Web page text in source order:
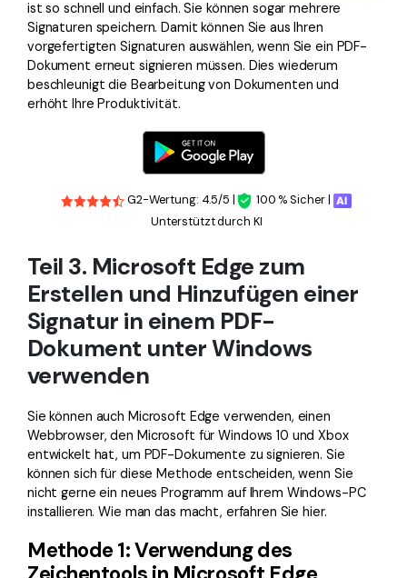
ist so schnell und einfach. Sie können sogar mehrere
Signaturen speichern. Damit können Sie aus Ihren
vorgefertigten Signaturen auswählen, wenn Sie ein PDF-
Dokument erneut signieren müssen. Dies wiederum
beschleunigt die Bearbeitung von Dokumenten und
erhöht Ihre Produktivität.
G2-Wertung: 4.5/5 |
100 % Sicher |
Unterstützt durch KI
Teil 3. Microsoft Edge zum
Erstellen und Hinzufügen einer
Signatur in einem PDF-
Dokument unter Windows
verwenden
Sie können auch Microsoft Edge verwenden, einen
Webbrowser, den Microsoft für Windows 10 und Xbox
entwickelt hat, um PDF-Dokumente zu signieren. Sie
können sich für diese Methode entscheiden, wenn Sie
nicht gerne ein neues Programm auf Ihrem Windows-PC
installieren. Wie man das macht, erfahren Sie hier.
Methode 1: Verwendung des